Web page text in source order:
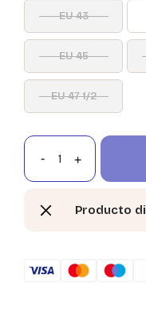
EU 43
EU 45
EU 47 1/2
Producto